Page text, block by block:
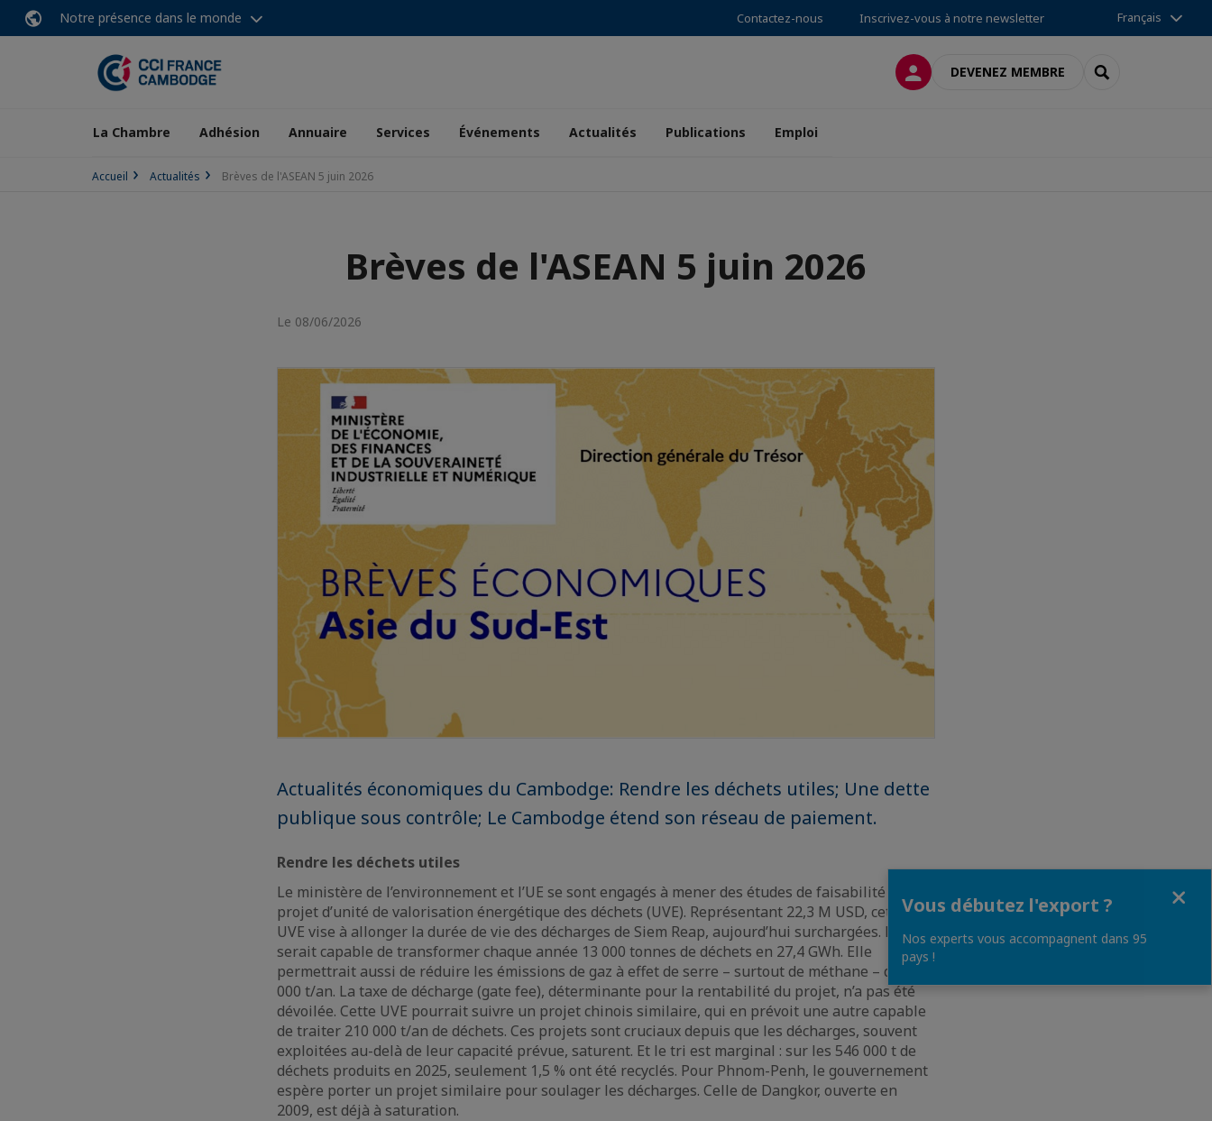
Notre présence dans le monde Contactez-nous Inscrivez-vous à notre newsletter Français
CONNEXIONDEVENEZ MEMBRE RECHERCHER
La Chambre Adhésion Annuaire Services Événements Actualités Publications Emploi
Accueil Actualités Brèves de l'ASEAN 5 juin 2026
Brèves de l'ASEAN 5 juin 2026
Le 08/06/2026
Actualités économiques du Cambodge: Rendre les déchets utiles; Une dette
publique sous contrôle; Le Cambodge étend son réseau de paiement.
Rendre les déchets utiles
Le ministère de l’environnement et l’UE se sont engagés à mener des études de faisabilité sur un
projet d’unité de valorisation énergétique des déchets (UVE). Représentant 22,3 M USD, cette
UVE vise à allonger la durée de vie des décharges de Siem Reap, aujourd’hui surchargées. L’UVE
serait capable de transformer chaque année 13 000 tonnes de déchets en 27,4 GWh. Elle
permettrait aussi de réduire les émissions de gaz à effet de serre – surtout de méthane – de 25
000 t/an. La taxe de décharge (gate fee), déterminante pour la rentabilité du projet, n’a pas été
dévoilée. Cette UVE pourrait suivre un projet chinois similaire, qui en prévoit une autre capable
de traiter 210 000 t/an de déchets. Ces projets sont cruciaux depuis que les décharges, souvent
exploitées au-delà de leur capacité prévue, saturent. Et le tri est marginal : sur les 546 000 t de
déchets produits en 2025, seulement 1,5 % ont été recyclés. Pour Phnom-Penh, le gouvernement
espère porter un projet similaire pour soulager les décharges. Celle de Dangkor, ouverte en
2009, est déjà à saturation.
Vous débutez l'export ?
Nos experts vous accompagnent dans 95
pays !